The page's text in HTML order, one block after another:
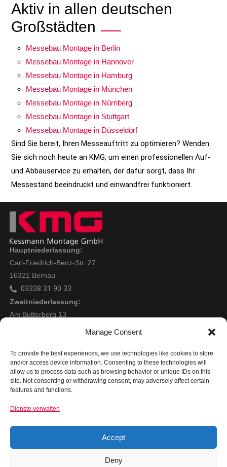
Manage Consent
To provide the best experiences, we use technologies like cookies to store
and/or access device information. Consenting to these technologies will
allow us to process data such as browsing behavior or unique IDs on this
site. Not consenting or withdrawing consent, may adversely affect certain
features and functions.
Dienste verwalten
Accept
Deny
Aktiv in allen deutschen
Großstädten
Messebau Montage in Berlin
Messebau Montage in Hannover
Messebau Montage in Hamburg
Messebau Montage in München
Messebau Montage in Nürnberg
Messebau Montage in Stuttgart
Messebau Montage in Düsseldorf
Sind Sie bereit, Ihren Messeauftritt zu optimieren? Wenden
Sie sich noch heute an KMG, um einen professionellen Auf-
und Abbauservice zu erhalten, der dafür sorgt, dass Ihr
Messestand beeindruckt und einwandfrei funktioniert.
Hauptniederlassung:
Carl-Friedrich-Benz-Str. 27
16321 Bernau
03338 31 90 33
Zweitniederlassung:
Am Butterberg 13
Mitglied bei:
Datenschutz